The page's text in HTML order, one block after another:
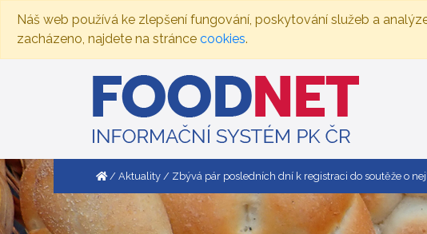
Náš web používá ke zlepšení fungování, poskytování služeb a
zacházeno, najdete na stránce cookies.
Aktuality Zbývá pár posledních dní k registraci do soutěže o